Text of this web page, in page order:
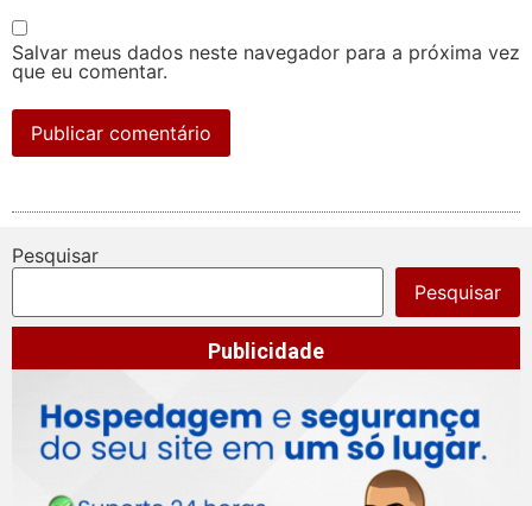
Salvar meus dados neste navegador para a próxima vez
que eu comentar.
Pesquisar
Pesquisar
Publicidade